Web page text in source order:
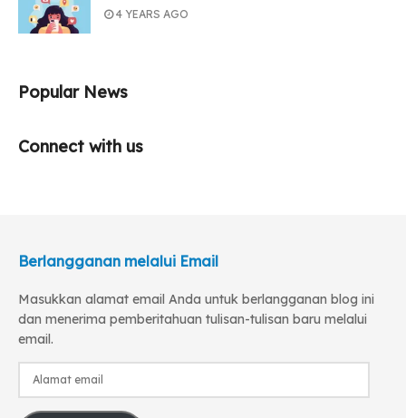
4 YEARS AGO
Popular News
Connect with us
Berlangganan melalui Email
Masukkan alamat email Anda untuk berlangganan blog ini
dan menerima pemberitahuan tulisan-tulisan baru melalui
email.
Alamat